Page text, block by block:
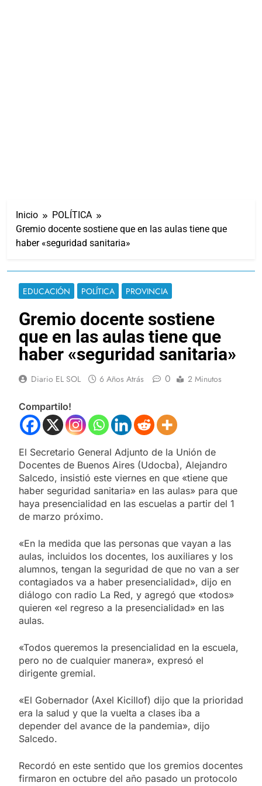
Inicio
POLÍTICA
Gremio docente sostiene que en las aulas tiene que
haber «seguridad sanitaria»
EDUCACIÓN POLÍTICA PROVINCIA
Gremio docente sostiene
que en las aulas tiene que
haber «seguridad sanitaria»
Diario EL SOL 6 Años Atrás 0 2 Minutos
Compartilo!
El Secretario General Adjunto de la Unión de
Docentes de Buenos Aires (Udocba), Alejandro
Salcedo, insistió este viernes en que «tiene que
haber seguridad sanitaria» en las aulas» para que
haya presencialidad en las escuelas a partir del 1
de marzo próximo.
«En la medida que las personas que vayan a las
aulas, incluidos los docentes, los auxiliares y los
alumnos, tengan la seguridad de que no van a ser
contagiados va a haber presencialidad», dijo en
diálogo con radio La Red, y agregó que «todos»
quieren «el regreso a la presencialidad» en las
aulas.
«Todos queremos la presencialidad en la escuela,
pero no de cualquier manera», expresó el
dirigente gremial.
«El Gobernador (Axel Kicillof) dijo que la prioridad
era la salud y que la vuelta a clases iba a
depender del avance de la pandemia», dijo
Salcedo.
Recordó en este sentido que los gremios docentes
firmaron en octubre del año pasado un protocolo